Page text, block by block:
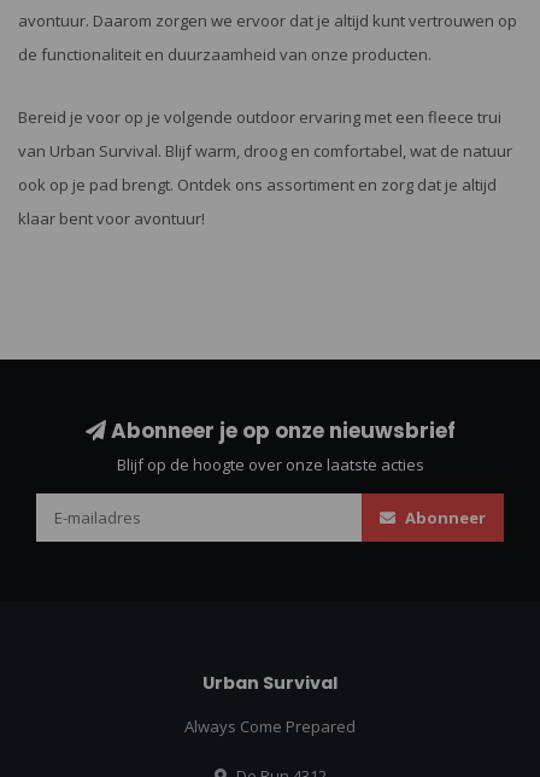
avontuur. Daarom zorgen we ervoor dat je altijd kunt vertrouwen op
de functionaliteit en duurzaamheid van onze producten.
Bereid je voor op je volgende outdoor ervaring met een fleece trui
van Urban Survival. Blijf warm, droog en comfortabel, wat de natuur
ook op je pad brengt. Ontdek ons assortiment en zorg dat je altijd
klaar bent voor avontuur!
Abonneer je op onze nieuwsbrief
Blijf op de hoogte over onze laatste acties
Abonneer
Urban Survival
Always Come Prepared